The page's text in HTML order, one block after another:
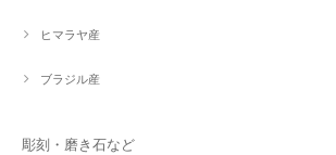
ヒマラヤ産
ブラジル産
彫刻・磨き石など